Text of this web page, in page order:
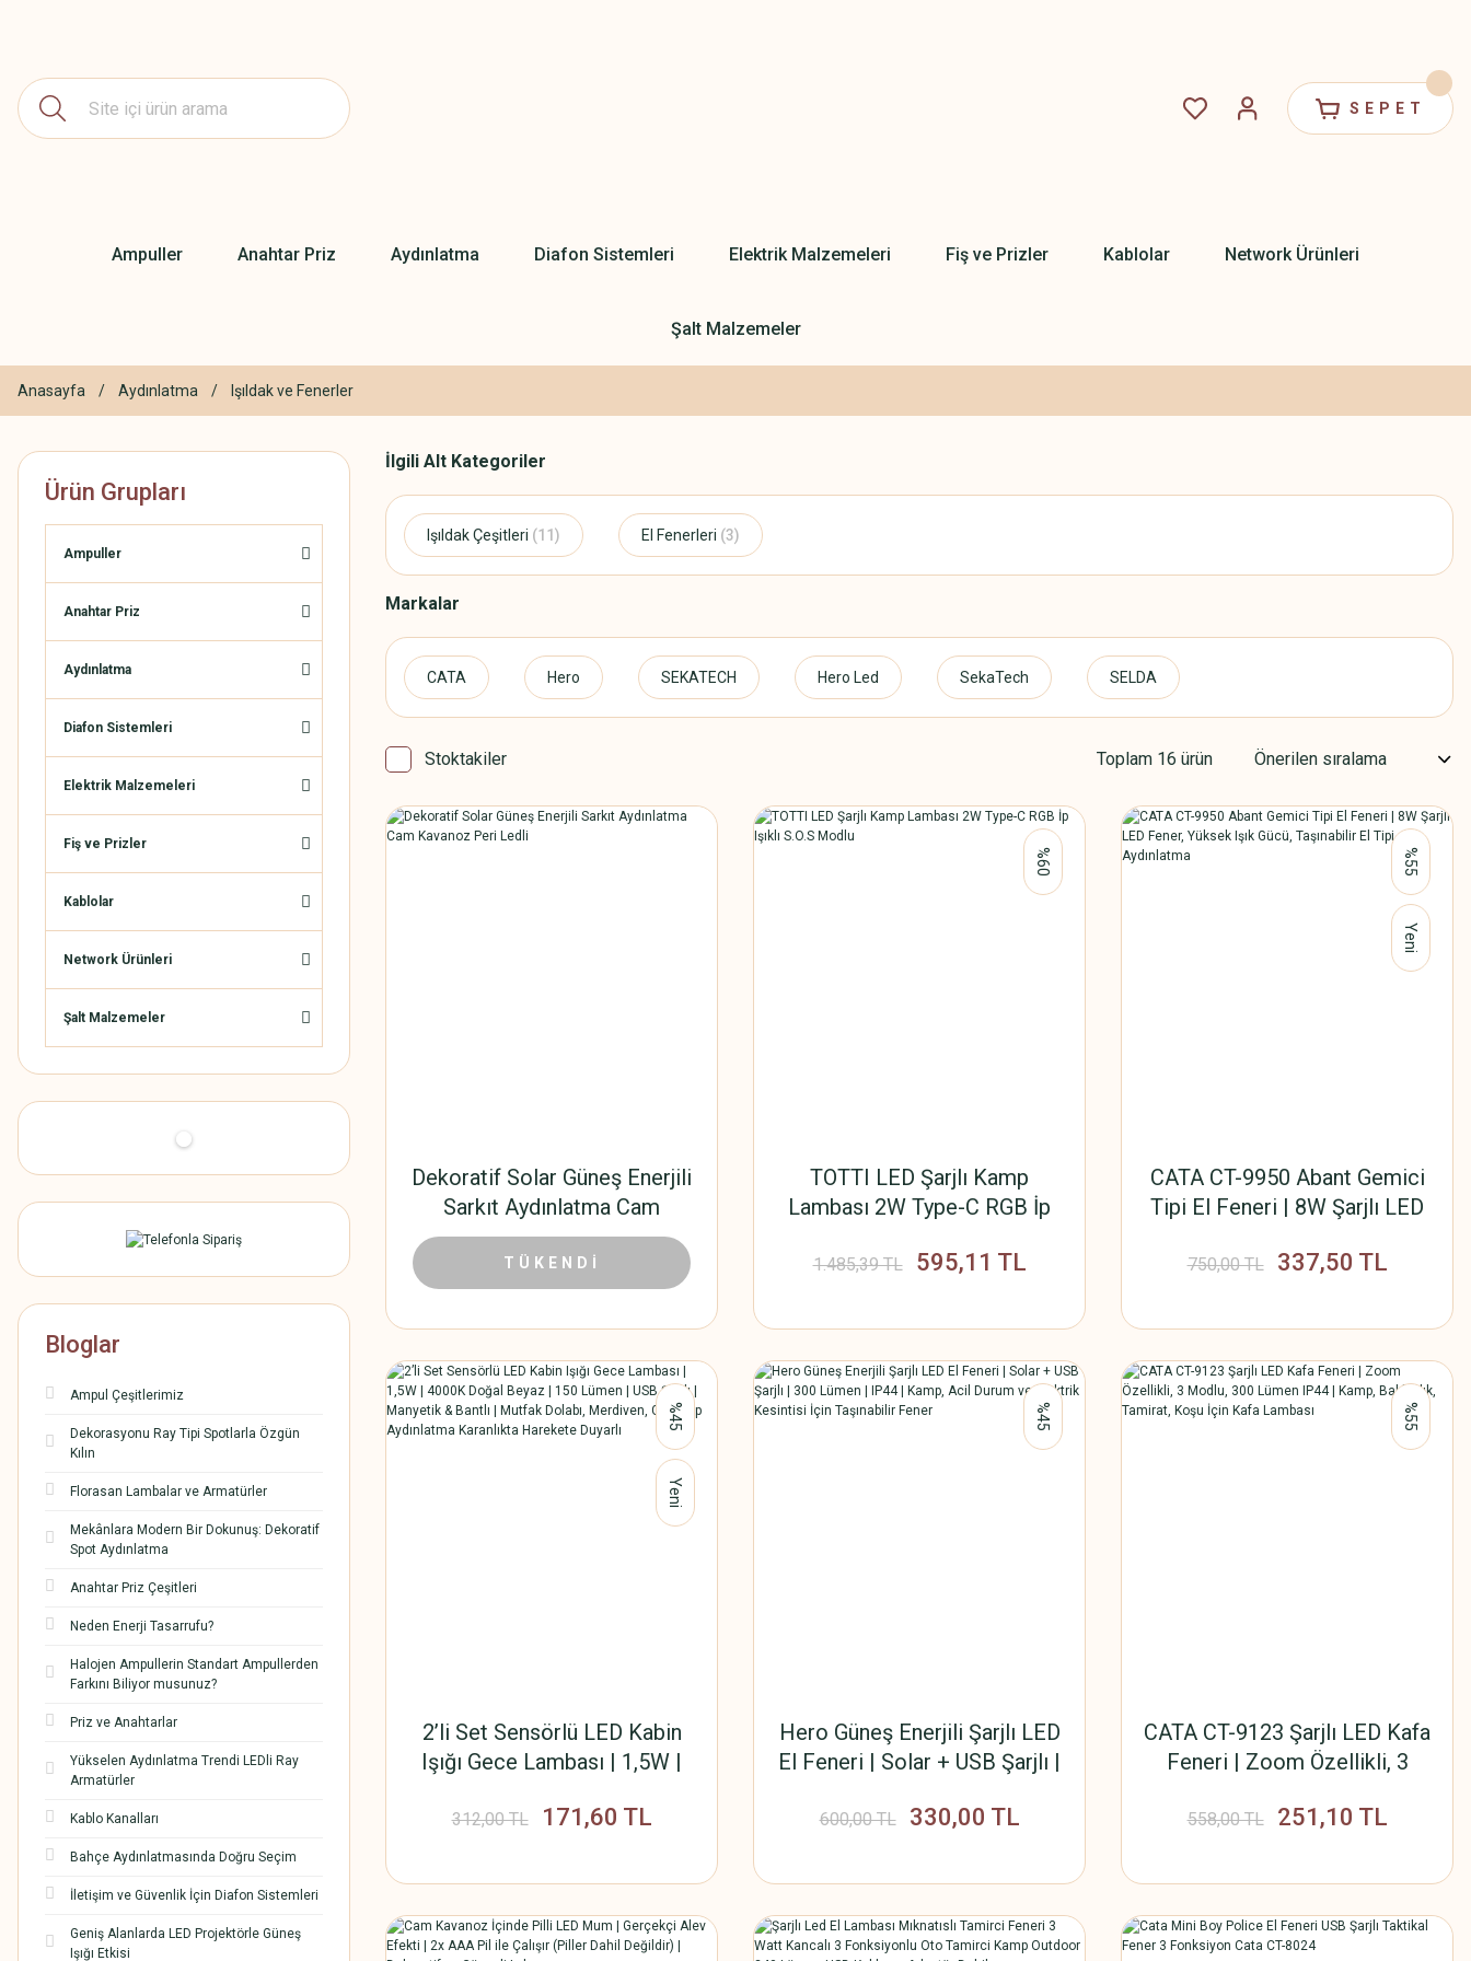
SEPET
Ampuller Anahtar Priz Aydınlatma Diafon Sistemleri Elektrik Malzemeleri Fiş ve Prizler Kablolar Network Ürünleri
Şalt Malzemeler
Anasayfa Aydınlatma Işıldak ve Fenerler
Ürün Grupları
Ampuller
Anahtar Priz
Aydınlatma
Diafon Sistemleri
Elektrik Malzemeleri
Fiş ve Prizler
Kablolar
Network Ürünleri
Şalt Malzemeler
Bloglar
Ampul Çeşitlerimiz
Dekorasyonu Ray Tipi Spotlarla Özgün
Kılın
Florasan Lambalar ve Armatürler
Mekânlara Modern Bir Dokunuş: Dekoratif
Spot Aydınlatma
Anahtar Priz Çeşitleri
Neden Enerji Tasarrufu?
Halojen Ampullerin Standart Ampullerden
Farkını Biliyor musunuz?
Priz ve Anahtarlar
Yükselen Aydınlatma Trendi LEDli Ray
Armatürler
Kablo Kanalları
Bahçe Aydınlatmasında Doğru Seçim
İletişim ve Güvenlik İçin Diafon Sistemleri
Geniş Alanlarda LED Projektörle Güneş
Işığı Etkisi
İlgili Alt Kategoriler
Işıldak Çeşitleri (11) El Fenerleri (3)
Markalar
CATA Hero SEKATECH Hero Led SekaTech SELDA
Stoktakiler Toplam 16 ürün
Dekoratif Solar Güneş Enerjili
Sarkıt Aydınlatma Cam
Kavanoz Peri Ledli
90,00 TL 49,50 TL
TÜKENDİ
%60
TOTTI LED Şarjlı Kamp
Lambası 2W Type-C RGB İp
1.485,39 TL 595,11 TL
%55
Yeni
CATA CT-9950 Abant Gemici
Tipi El Feneri | 8W Şarjlı LED
Taşınabilir El Tipi Aydınlatma
750,00 TL 337,50 TL
%45
Yeni
2’li Set Sensörlü LED Kabin
Işığı Gece Lambası | 1,5W |
Lümen | USB Şarjlı | Manyetik
Merdiven, Gardırop Aydınlatma
Karanlıkta Harekete Duyarlı
312,00 TL 171,60 TL
%45
Hero Güneş Enerjili Şarjlı LED
El Feneri | Solar + USB Şarjlı |
Durum ve Elektrik Kesintisi
600,00 TL 330,00 TL
%55
CATA CT-9123 Şarjlı LED Kafa
Feneri | Zoom Özellikli, 3
Kamp, Balıkçılık, Tamirat, Koşu
558,00 TL 251,10 TL